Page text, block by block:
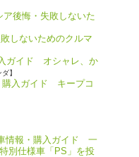
後悔・失敗しないた
しないためのクルマ
ガイド オシャレ、か
ダ】
購入ガイド キープコ
情報・購入ガイド 一
別仕様車「PS」を投